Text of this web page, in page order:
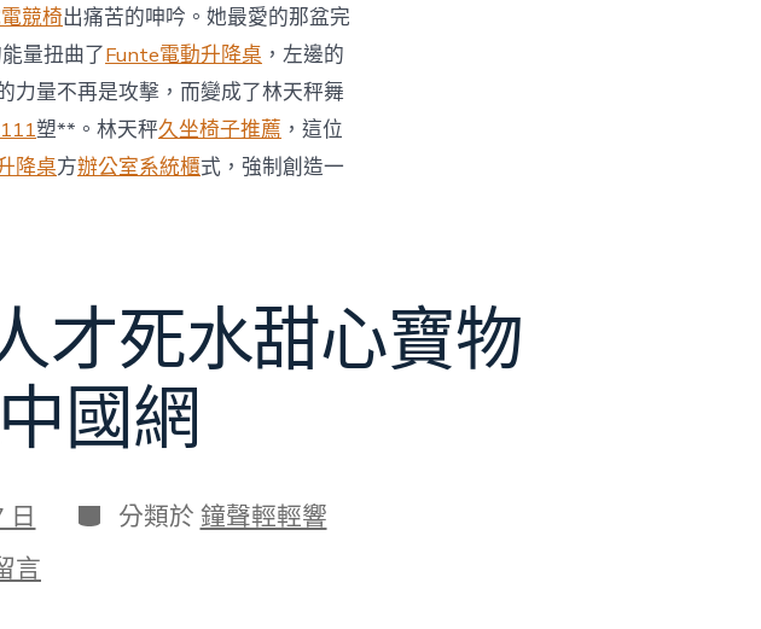
競椅出痛苦的呻吟。她最愛的那盆完
量扭曲了Funte電動升降桌 ，左邊的
力量不再是攻擊，而變成了林天秤舞
塑**。林天秤久坐椅子推薦 ，這位
降桌方辦公室系統櫃式，強制創造一
才死水甜心寶物
國網
日 分
類
分類於 鐘聲輕輕響
言